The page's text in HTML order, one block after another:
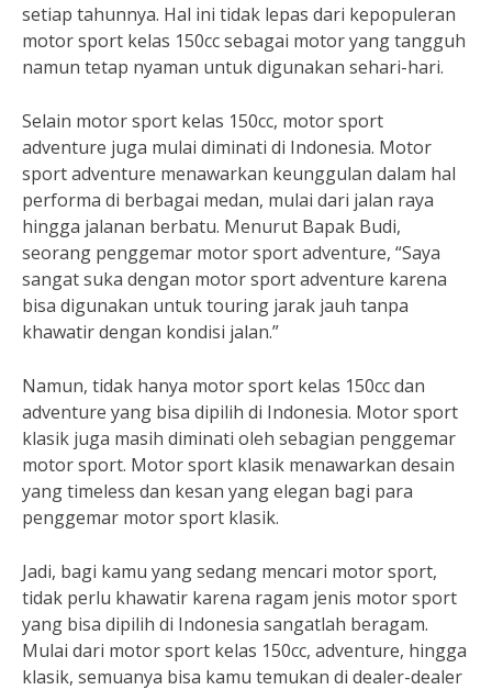
setiap tahunnya. Hal ini tidak lepas dari kepopuleran
motor sport kelas 150cc sebagai motor yang tangguh
namun tetap nyaman untuk digunakan sehari-hari.
Selain motor sport kelas 150cc, motor sport
adventure juga mulai diminati di Indonesia. Motor
sport adventure menawarkan keunggulan dalam hal
performa di berbagai medan, mulai dari jalan raya
hingga jalanan berbatu. Menurut Bapak Budi,
seorang penggemar motor sport adventure, “Saya
sangat suka dengan motor sport adventure karena
bisa digunakan untuk touring jarak jauh tanpa
khawatir dengan kondisi jalan.”
Namun, tidak hanya motor sport kelas 150cc dan
adventure yang bisa dipilih di Indonesia. Motor sport
klasik juga masih diminati oleh sebagian penggemar
motor sport. Motor sport klasik menawarkan desain
yang timeless dan kesan yang elegan bagi para
penggemar motor sport klasik.
Jadi, bagi kamu yang sedang mencari motor sport,
tidak perlu khawatir karena ragam jenis motor sport
yang bisa dipilih di Indonesia sangatlah beragam.
Mulai dari motor sport kelas 150cc, adventure, hingga
klasik, semuanya bisa kamu temukan di dealer-dealer